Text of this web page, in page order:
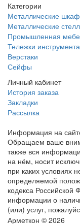
Категории
Металлические
Металлические
Промышленная
Тележки
Верстаки
Сейфы
Личный кабинет
История заказа
Закладки
Рассылка
Информация на
Обращаем ваше
также вся
на нём, носит
при каких условиях
определяемой
кодекса
информации о
(или) услуг,
Арметкон © 2026